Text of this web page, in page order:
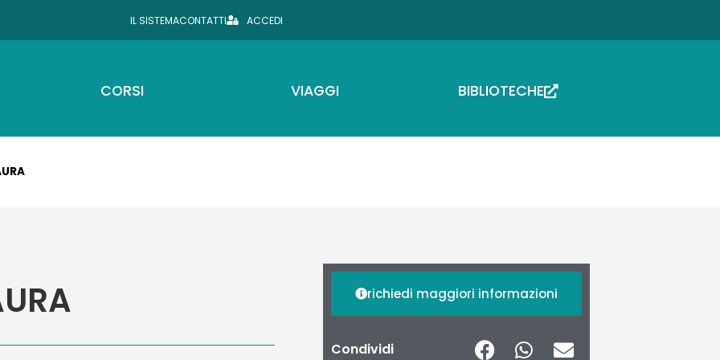
IL SISTEMACONTATTI ACCEDI
CORSI VIAGGI BIBLIOTECHE
richiedi maggiori informazioni
Condividi